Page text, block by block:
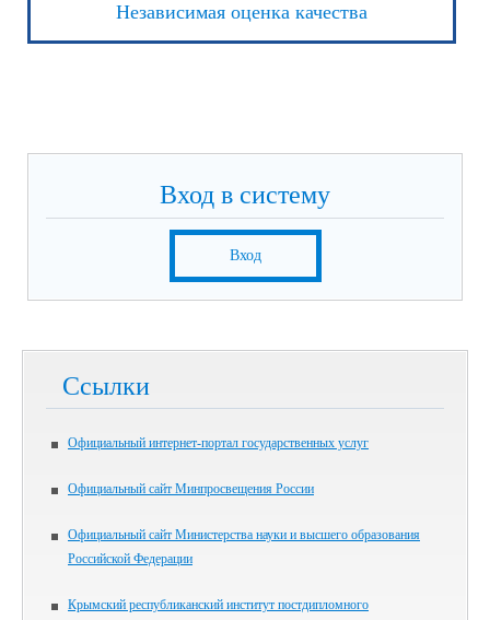
Независимая оценка качества
Вход в систему
Вход
Ссылки
Официальный интернет-портал государственных услуг
Официальный сайт Минпросвещения России
Официальный сайт Министерства науки и высшего образования
Российской Федерации
Крымский республиканский институт постдипломного